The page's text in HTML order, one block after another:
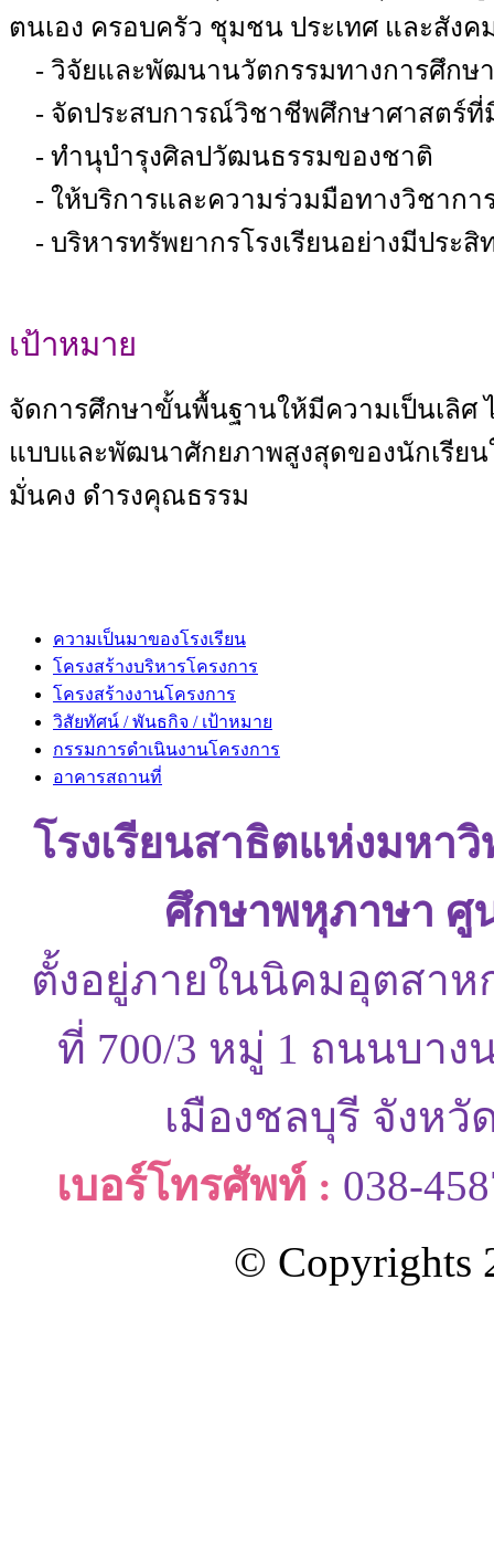
ตนเอง ครอบครัว ชุมชน ประเทศ และสังค
- วิจัยและพัฒนานวัตกรรมทางการศึกษา
- จัดประสบการณ์วิชาชีพศึกษาศาสตร์ที่
- ทำนุบำรุงศิลปวัฒนธรรมของชาติ
- ให้บริการและความร่วมมือทางวิชากา
- บริหารทรัพยากรโรงเรียนอย่างมีประสิ
เป้าหมาย
จัดการศึกษาขั้นพื้นฐานให้มีความเป็นเลิศ
แบบและพัฒนาศักยภาพสูงสุดของนักเรียน
มั่นคง ดำรงคุณธรรม
ความเป็นมาของโรงเรียน
โครงสร้างบริหารโครงการ
โครงสร้างงานโครงการ
วิสัยทัศน์ / พันธกิจ / เป้าหมาย
กรรมการดำเนินงานโครงการ
อาคารสถานที่
โรงเรียนสาธิตแห่งมหา
ศึกษาพหุภาษา ศู
ตั้งอยู่ภายในนิคมอุตสาห
ที่ 700/3 หมู่ 1 ถนนบาง
เมืองชลบุรี จังห
เบอร์โทรศัพท์ : 038-
© Copyrights